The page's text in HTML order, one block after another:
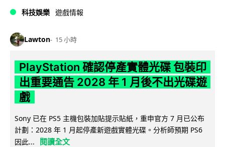
科技娛樂 遊戲情報
Lawton 15 小時
PlayStation 確認停產實體光碟 包裝印
出重要通告 2028 年 1 月後不出光碟遊
戲
Sony 已在 PS5 主機包裝加貼提示貼紙，重申官方 7 月已公布
計劃：2028 年 1 月起停產新遊戲實體光碟。分析師預期 PS6
因此...
閱讀全文